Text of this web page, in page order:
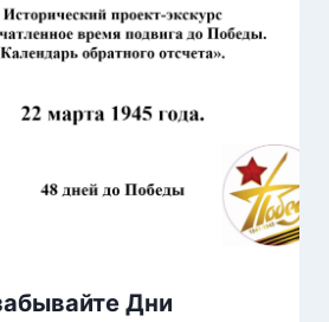
Дни